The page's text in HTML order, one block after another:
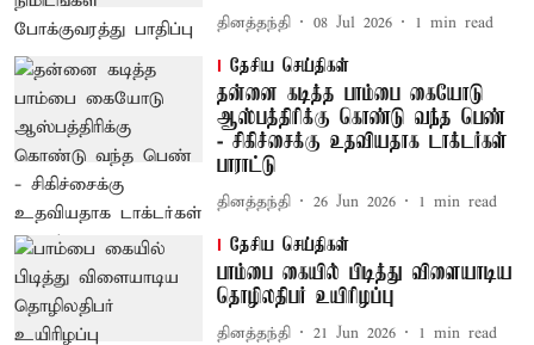
தினத்தந்தி 08 Jul 2026 1 min read
தேசிய செய்திகள்
தன்னை கடித்த பாம்பை கையோடு
ஆஸ்பத்திரிக்கு கொண்டு வந்த பெண்
- சிகிச்சைக்கு உதவியதாக டாக்டர்கள்
பாராட்டு
தினத்தந்தி 26 Jun 2026 1 min read
தேசிய செய்திகள்
பாம்பை கையில் பிடித்து விளையாடிய
தொழிலதிபர் உயிரிழப்பு
தினத்தந்தி 21 Jun 2026 1 min read